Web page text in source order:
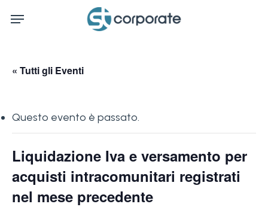
Menu
« Tutti gli Eventi
Questo evento è passato.
Liquidazione Iva e versamento per
acquisti intracomunitari registrati
nel mese precedente